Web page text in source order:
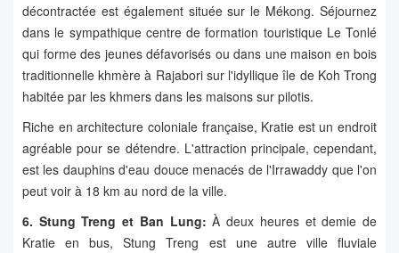
décontractée est également située sur le Mékong. Séjournez
dans le sympathique centre de formation touristique Le Tonlé
qui forme des jeunes défavorisés ou dans une maison en bois
traditionnelle khmère à Rajabori sur l'idyllique île de Koh Trong
habitée par les khmers dans les maisons sur pilotis.
Riche en architecture coloniale française, Kratie est un endroit
agréable pour se détendre. L'attraction principale, cependant,
est les dauphins d'eau douce menacés de l'Irrawaddy que l'on
peut voir à 18 km au nord de la ville.
6. Stung Treng et Ban Lung:À deux heures et demie de
Kratie en bus, Stung Treng est une autre ville fluviale